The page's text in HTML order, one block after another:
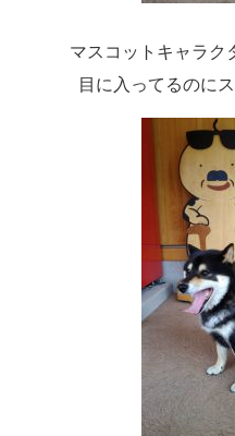
マスコットキャラク
目に入ってるのに